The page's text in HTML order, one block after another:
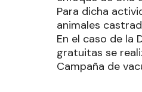
Para dicha
animales
En el caso de la
gratuitas se
Campaña de